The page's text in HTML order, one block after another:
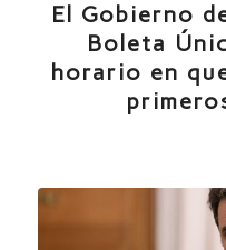
El Gobierno
Boleta
horario en